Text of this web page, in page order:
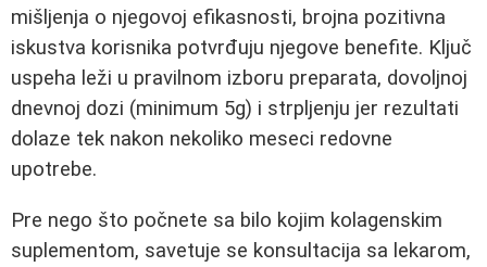
mišljenja o njegovoj efikasnosti, brojna pozitivna
iskustva korisnika potvrđuju njegove benefite. Ključ
uspeha leži u pravilnom izboru preparata, dovoljnoj
dnevnoj dozi (minimum 5g) i strpljenju jer rezultati
dolaze tek nakon nekoliko meseci redovne
upotrebe.
Pre nego što počnete sa bilo kojim kolagenskim
suplementom, savetuje se konsultacija sa lekarom,